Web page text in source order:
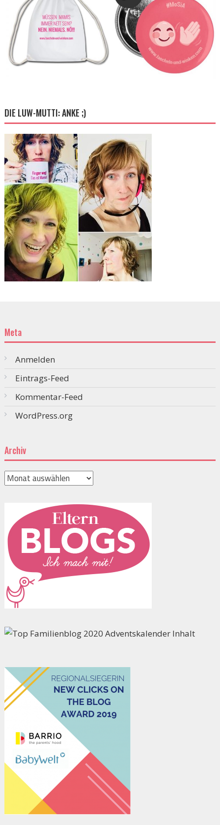
DIE LUW-MUTTI: ANKE ;)
Meta
Anmelden
Eintrags-Feed
Kommentar-Feed
WordPress.org
Archiv
Archiv